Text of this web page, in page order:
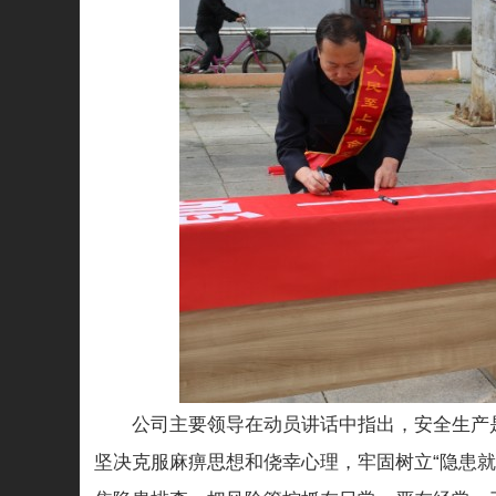
公司主要领导在动员讲话中指出，安全生
坚决克服麻痹思想和侥幸心理，牢固树立“隐患